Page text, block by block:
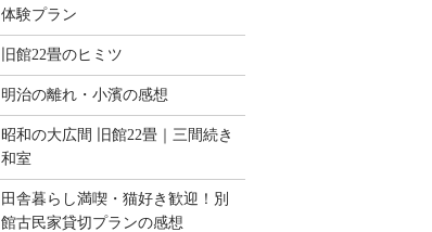
体験プラン
旧館22畳のヒミツ
明治の離れ・小濱の感想
昭和の大広間 旧館22畳｜三間続き
和室
田舎暮らし満喫・猫好き歓迎！別
館古民家貸切プランの感想